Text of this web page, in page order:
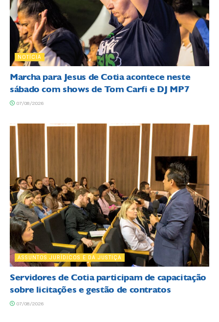
NOTÍCIA
Marcha para Jesus de Cotia acontece neste
sábado com shows de Tom Carfi e DJ MP7
07/08/2026
ASSUNTOS JURÍDICOS E DA JUSTIÇA
Servidores de Cotia participam de capacitação
sobre licitações e gestão de contratos
07/08/2026